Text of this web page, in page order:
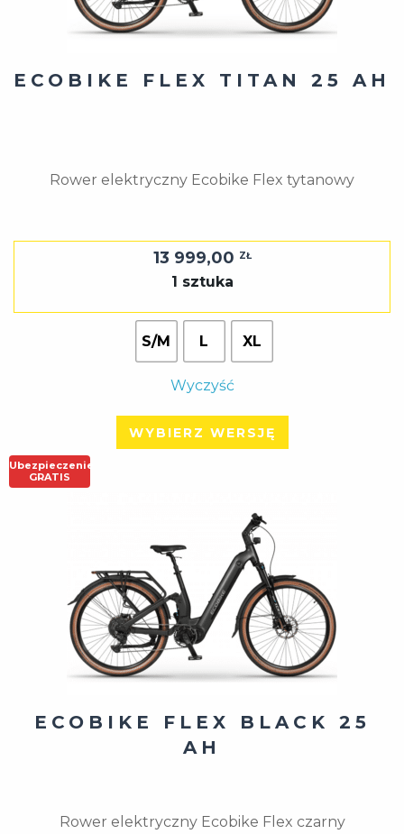
ECOBIKE FLEX TITAN 25 AH
Rower elektryczny Ecobike Flex tytanowy
13 999,00 ZŁ
1 sztuka
S/M L XL
Wyczyść
WYBIERZ WERSJĘ
Ubezpieczenie
GRATIS
ECOBIKE FLEX BLACK 25
AH
Rower elektryczny Ecobike Flex czarny